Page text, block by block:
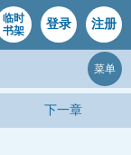
临时
书架
登录 注册
菜单
下一章